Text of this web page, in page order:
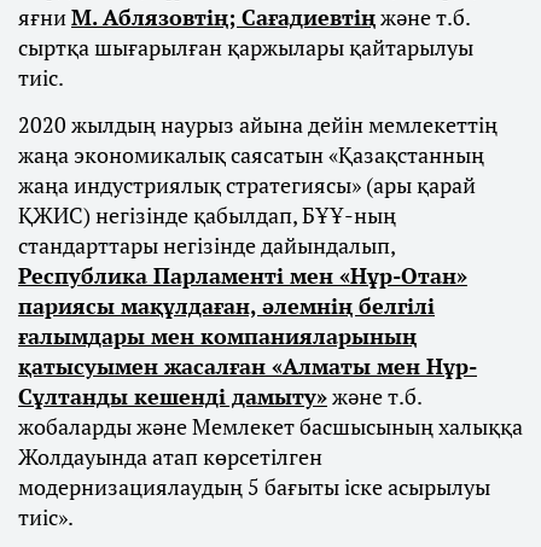
яғниМ. Аблязовтің; Сағадиевтіңжәне т.б.
сыртқа шығарылған қаржылары қайтарылуы
тиіс.
2020 жылдың наурыз айына дейін мемлекеттің
жаңа экономикалық саясатын «Қазақстанның
жаңа индустриялық стратегиясы» (ары қарай
ҚЖИС) негізінде қабылдап, БҰҰ-ның
стандарттары негізінде дайындалып,
Республика Парламенті мен «Нұр-Отан»
париясы мақұлдаған, әлемнің белгілі
ғалымдары мен компанияларының
қатысуымен жасалған «Алматы мен Нұр-
Сұлтанды кешенді дамыту»және т.б.
жобаларды және Мемлекет басшысының халыққа
Жолдауында атап көрсетілген
модернизациялаудың 5 бағыты іске асырылуы
тиіс».